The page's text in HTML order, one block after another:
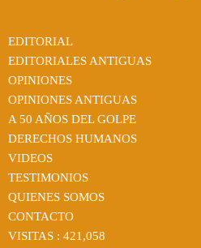
EDITORIAL
EDITORIALES ANTIGUAS
OPINIONES
OPINIONES ANTIGUAS
A 50 AÑOS DEL GOLPE
DERECHOS HUMANOS
VIDEOS
TESTIMONIOS
QUIENES SOMOS
CONTACTO
VISITAS : 421,058